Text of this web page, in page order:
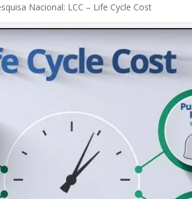
Nacional: LCC – Life Cycle Cost